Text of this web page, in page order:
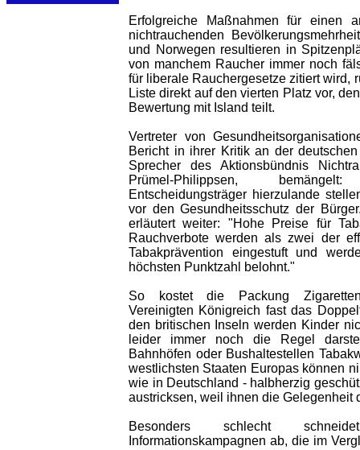
Erfolgreiche Maßnahmen für einen
nichtrauchenden
und Norwegen resultieren in
von manchem Raucher immer noch
für liberale Rauchergesetze zitiert wird,
Liste direkt auf den vierten Platz vor,
Bewertung mit Island teilt.
Vertreter von
Bericht in ihrer Kritik an der
Sprecher des Aktionsbündnis
Prümel-Philippsen,
Entscheidungsträger hierzulande
vor den Gesundheitsschutz der
erläutert weiter: "Hohe Preise für
Rauchverbote werden als zwei der
Tabakprävention eingestuft und
höchsten Punktzahl belohnt."
So kostet die Packung
Vereinigten Königreich fast das
den britischen Inseln werden Kinder
leider immer noch die Regel
Bahnhöfen oder Bushaltestellen
westlichsten Staaten Europas können
wie in Deutschland - halbherzig
austricksen, weil ihnen die Gelegenheit
Besonders schlecht
Informationskampagnen ab, die im